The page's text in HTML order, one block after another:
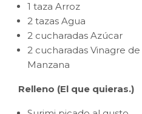
1 taza Arroz
2 tazas Agua
2 cucharadas Azúcar
2 cucharadas Vinagre
Manzana
Relleno (El que quieras.)